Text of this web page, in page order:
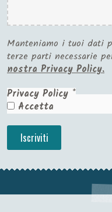
Manteniamo i tuoi dati
terze parti necessarie
nostra Privacy Policy.
Privacy Policy *
Accetta